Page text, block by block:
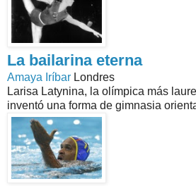
La bailarina eterna
Amaya Iríbar Londres
Larisa Latynina, la olímpica más
inventó una forma de gimnasia